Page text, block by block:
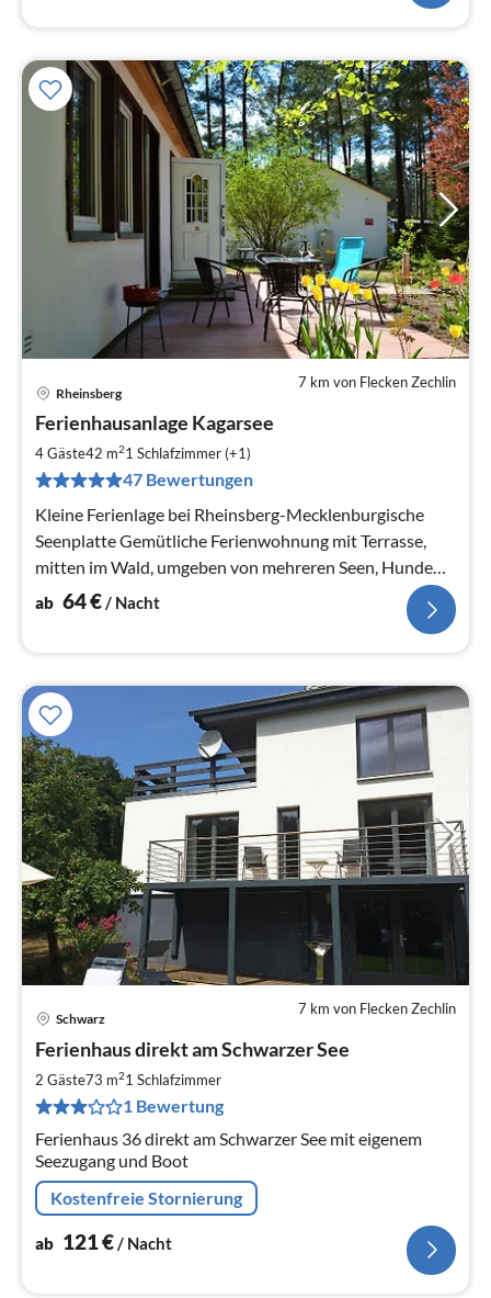
7 km von Flecken Zechlin
Rheinsberg
Ferienhausanlage Kagarsee
4 Gäste42 m21 Schlafzimmer (+1)
47 Bewertungen
Kleine Ferienlage bei Rheinsberg-Mecklenburgische
Seenplatte Gemütliche Ferienwohnung mit Terrasse,
mitten im Wald, umgeben von mehreren Seen, Hunde
erlaubt, WLAN, Kanu, Grill
ab 64€/ Nacht
7 km von Flecken Zechlin
Schwarz
Ferienhaus direkt am Schwarzer See
2 Gäste73 m21 Schlafzimmer
1 Bewertung
Ferienhaus 36 direkt am Schwarzer See mit eigenem
Seezugang und Boot
Kostenfreie Stornierung
ab 121€/ Nacht